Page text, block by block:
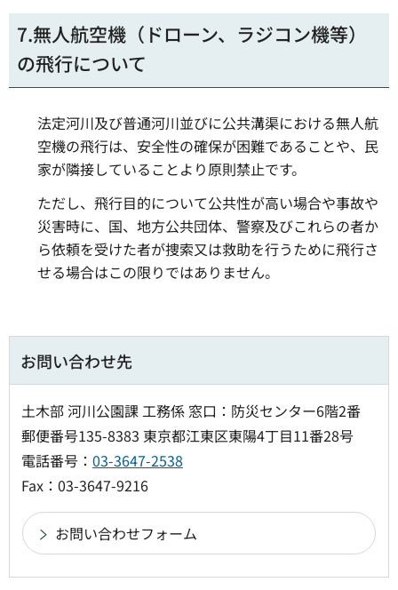
7.無人航空機（ドローン、ラジコン機等）
の飛行について
法定河川及び普通河川並びに公共溝渠における無人航
空機の飛行は、安全性の確保が困難であることや、民
家が隣接していることより原則禁止です。
ただし、飛行目的について公共性が高い場合や事故や
災害時に、国、地方公共団体、警察及びこれらの者か
ら依頼を受けた者が捜索又は救助を行うために飛行さ
せる場合はこの限りではありません。
お問い合わせ先
土木部 河川公園課 工務係 窓口：防災センター6階2番
郵便番号135-8383 東京都江東区東陽4丁目11番28号
電話番号： 03-3647-2538
Fax：03-3647-9216